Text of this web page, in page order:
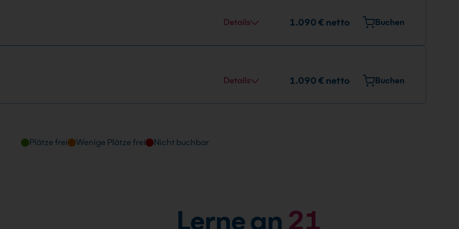
Details 1.090 € netto Buchen
Details 1.090 € netto Buchen
Plätze frei Wenige Plätze frei Nicht buchbar
Lerne an 21